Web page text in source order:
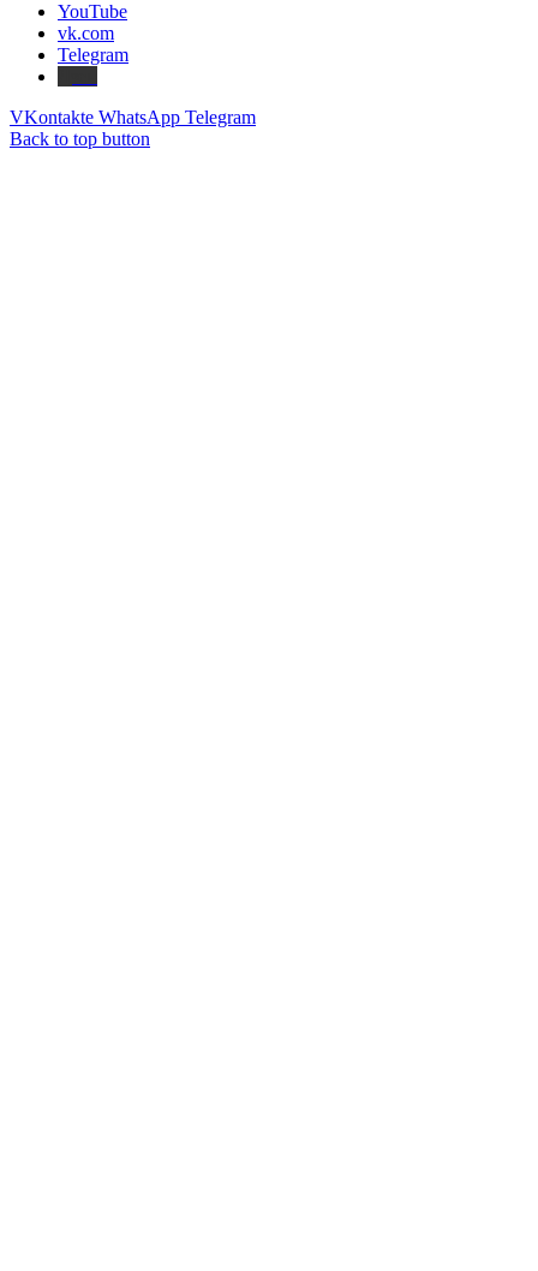
YouTube
vk.com
Telegram
VKontakte WhatsApp Telegram
Back to top button